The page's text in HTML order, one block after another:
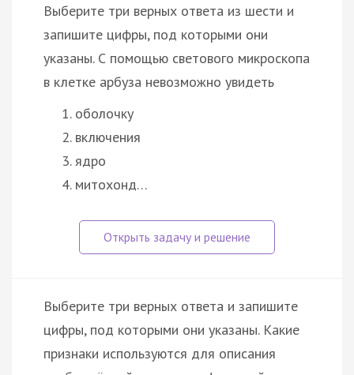
Выберите три верных ответа из шести и
запишите цифры, под которыми они
указаны. С помощью светового микроскопа
в клетке арбуза невозможно увидеть
оболочку
включения
ядро
митохонд…
Выберите три верных ответа и запишите
цифры, под которыми они указаны. Какие
признаки используются для описания